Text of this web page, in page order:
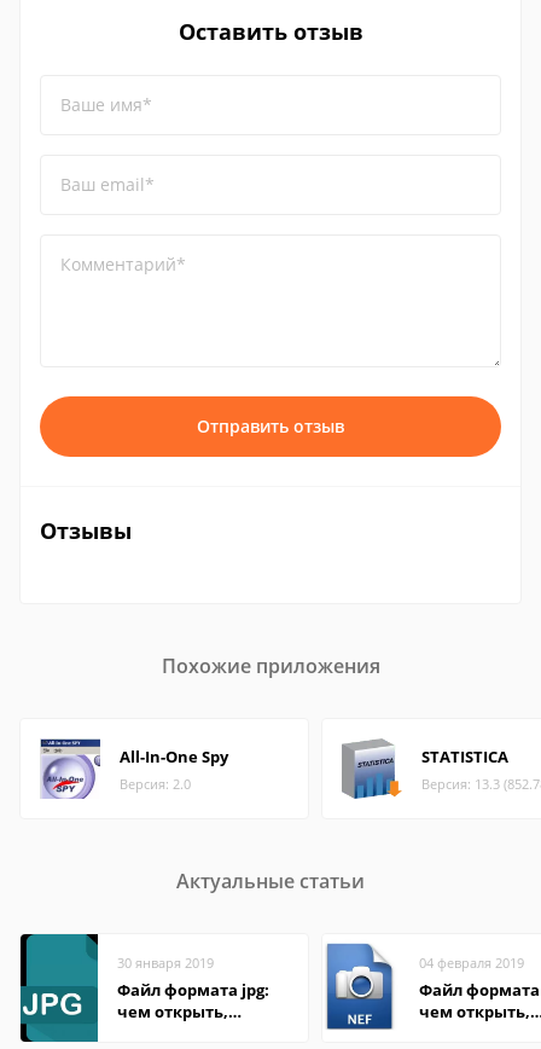
Оставить отзыв
Ваше имя*
Ваш email*
Комментарий*
Отправить отзыв
Отзывы
Похожие приложения
All-In-One Spy
Версия: 2.0
STATISTICA
Версия: 13.3
Актуальные статьи
30 января 2019
Файл формата jpg:
чем открыть,
04 февраля 2019
Файл формата
чем открыть,